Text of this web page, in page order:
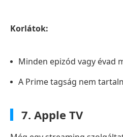
Korlátok:
Minden epizód vagy évad
A Prime tagság nem
7. Apple TV